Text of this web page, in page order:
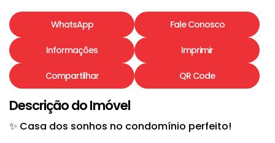
WhatsApp Fale Conosco
Informações Imprimir
Compartilhar QR Code
Descrição do Imóvel
✨ Casa dos sonhos no condomínio perfeito!